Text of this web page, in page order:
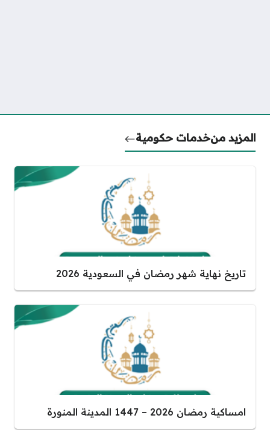
المزيد منخدمات حكومية
تاريخ نهاية شهر رمضان في السعودية 2026
امساكية رمضان 2026 – 1447 المدينة المنورة